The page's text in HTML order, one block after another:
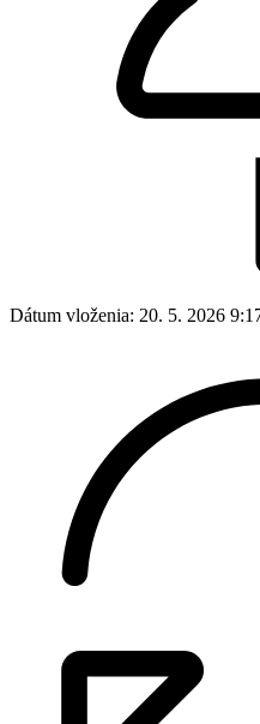
Dátum vloženia: 20. 5. 2026